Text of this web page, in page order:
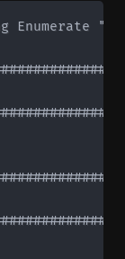
"""